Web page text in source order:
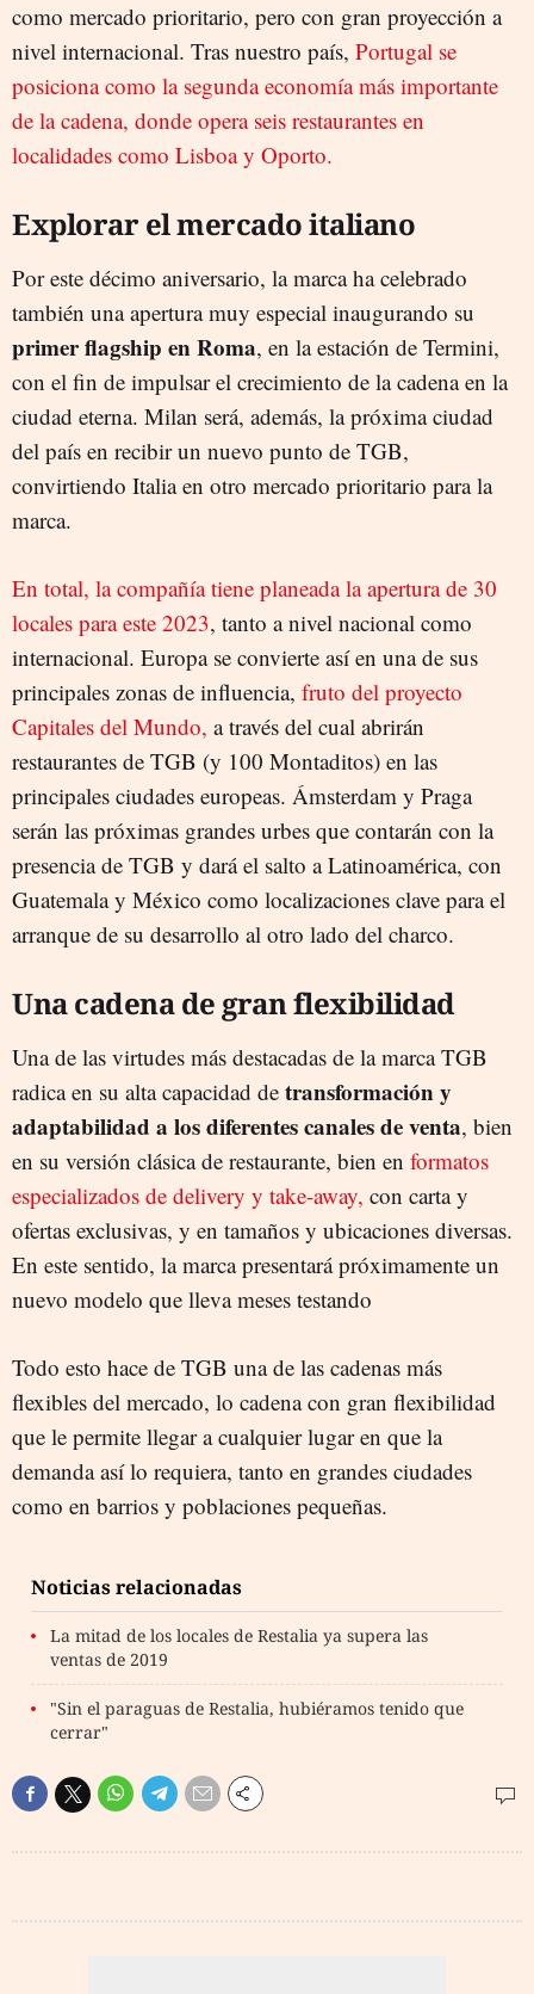
como mercado prioritario, pero con gran proyección a
nivel internacional. Tras nuestro país, Portugal se
posiciona como la segunda economía más importante
de la cadena, donde opera seis restaurantes en
localidades como Lisboa y Oporto.
Explorar el mercado italiano
Por este décimo aniversario, la marca ha celebrado
también una apertura muy especial inaugurando su
primer flagship en Roma, en la estación de Termini,
con el fin de impulsar el crecimiento de la cadena en la
ciudad eterna. Milan será, además, la próxima ciudad
del país en recibir un nuevo punto de TGB,
convirtiendo Italia en otro mercado prioritario para la
marca.
En total, la compañía tiene planeada la apertura de 30
locales para este 2023, tanto a nivel nacional como
internacional. Europa se convierte así en una de sus
principales zonas de influencia, fruto del proyecto
Capitales del Mundo, a través del cual abrirán
restaurantes de TGB (y 100 Montaditos) en las
principales ciudades europeas. Ámsterdam y Praga
serán las próximas grandes urbes que contarán con la
presencia de TGB y dará el salto a Latinoamérica, con
Guatemala y México como localizaciones clave para el
arranque de su desarrollo al otro lado del charco.
Una cadena de gran flexibilidad
Una de las virtudes más destacadas de la marca TGB
radica en su alta capacidad de transformación y
adaptabilidad a los diferentes canales de venta, bien
en su versión clásica de restaurante, bien en formatos
especializados de delivery y take-away, con carta y
ofertas exclusivas, y en tamaños y ubicaciones diversas.
En este sentido, la marca presentará próximamente un
nuevo modelo que lleva meses testando
Todo esto hace de TGB una de las cadenas más
flexibles del mercado, lo cadena con gran flexibilidad
que le permite llegar a cualquier lugar en que la
demanda así lo requiera, tanto en grandes ciudades
como en barrios y poblaciones pequeñas.
Noticias relacionadas
La mitad de los locales de Restalia ya supera las
ventas de 2019
"Sin el paraguas de Restalia, hubiéramos tenido que
cerrar"